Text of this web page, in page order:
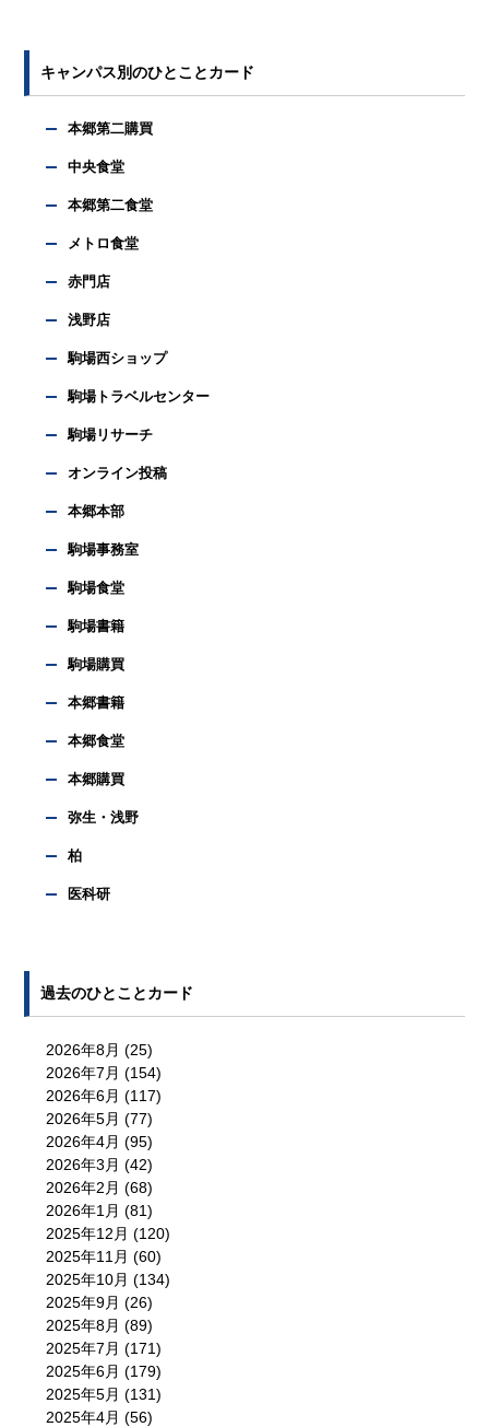
キャンパス別のひとことカード
本郷第二購買
中央食堂
本郷第二食堂
メトロ食堂
赤門店
浅野店
駒場西ショップ
駒場トラベルセンター
駒場リサーチ
オンライン投稿
本郷本部
駒場事務室
駒場食堂
駒場書籍
駒場購買
本郷書籍
本郷食堂
本郷購買
弥生・浅野
柏
医科研
過去のひとことカード
2026年8月 (25)
2026年7月 (154)
2026年6月 (117)
2026年5月 (77)
2026年4月 (95)
2026年3月 (42)
2026年2月 (68)
2026年1月 (81)
2025年12月 (120)
2025年11月 (60)
2025年10月 (134)
2025年9月 (26)
2025年8月 (89)
2025年7月 (171)
2025年6月 (179)
2025年5月 (131)
2025年4月 (56)